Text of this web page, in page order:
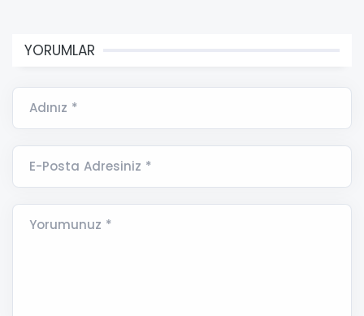
YORUMLAR
Adınız *
E-Posta Adresiniz *
Yorumunuz *